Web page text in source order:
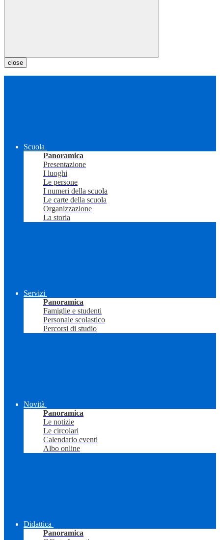
close
Scuola
Panoramica
Presentazione
I luoghi
Le persone
I numeri della scuola
Le carte della scuola
Organizzazione
La storia
Servizi
Panoramica
Famiglie e studenti
Personale scolastico
Percorsi di studio
Novità
Panoramica
Le notizie
Le circolari
Calendario eventi
Albo online
Didattica
Panoramica